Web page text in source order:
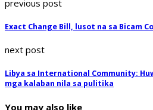
previous post
Exact Change Bill, lusot na sa Bicam
next post
Libya sa International Community:
mga kalaban nila sa pulitika
You may also like